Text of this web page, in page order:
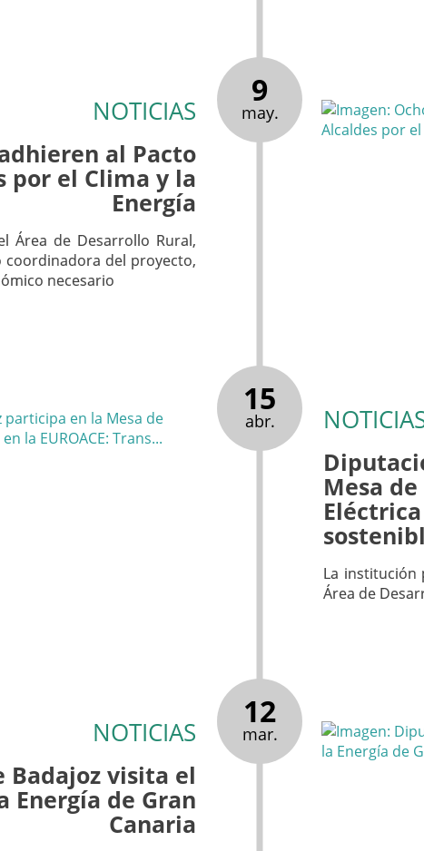
9
may.
NOTICIAS
al Pacto
por el Clima y la
Energía
Área de Desarrollo Rural,
coordinadora del proyecto,
necesario
15
abr.
Mesa
La institución
Área de
12
mar.
NOTICIAS
Badajoz visita el
Energía de Gran
Canaria